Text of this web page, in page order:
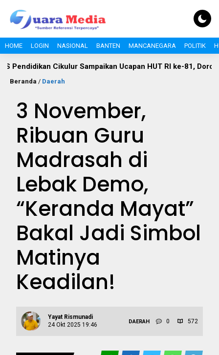
HOME LOGIN NASIONAL BANTEN MANCANEGARA POLITIK
Cikulur Sampaikan Ucapan HUT RI ke-81, Dorong
Beranda / Daerah
3 November,
Ribuan Guru
Madrasah di
Lebak Demo,
“Keranda Mayat”
Bakal Jadi Simbol
Matinya
Keadilan!
Yayat Rismunadi
24 Okt 2025 19:46
DAERAH 0 572